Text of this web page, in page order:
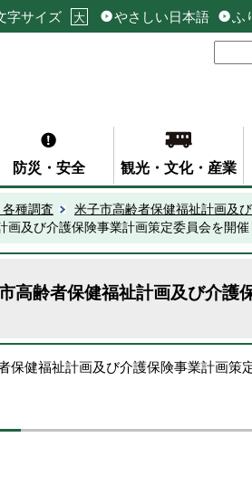
字サイズ 大 やさしい日本語 ふ
防災・安全 観光・文化・産業
種調査
米子市高齢者保健福祉計画及
及び介護保険事業計画策定委員会を開
高齢者保健福祉計画及び介護
保健福祉計画及び介護保険事業計画策